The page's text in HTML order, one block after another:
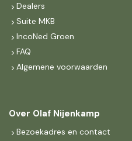
Dealers
Suite MKB
IncoNed Groen
FAQ
Algemene voorwaarden
Over Olaf Nijenkamp
Bezoekadres en contact